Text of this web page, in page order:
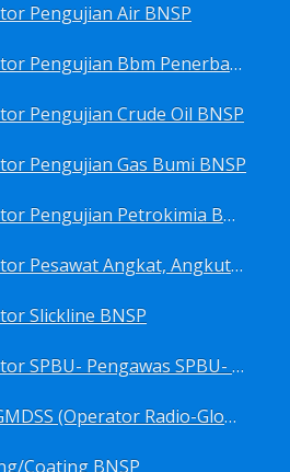
Pengujian Air BNSP
Sertifikasi Operator Pengujian Bbm Penerbangan Dan Non Penerbangan BNSP
Pengujian Crude Oil BNSP
Pengujian Gas Bumi BNSP
Sertifikasi Operator Pengujian Petrokimia BNSP
Sertifikasi Operator Pesawat Angkat, Angkut Dan Juru Ikat Beban BNSP
Slickline BNSP
Sertifikasi Operator SPBU- Pengawas SPBU- Teknisi SPBU- Teknisi Service Station SPBU BNSP
Sertifikasi ORU-GMDSS (Operator Radio-Global Maritime Distress&Safety System) BNSP
Coating BNSP